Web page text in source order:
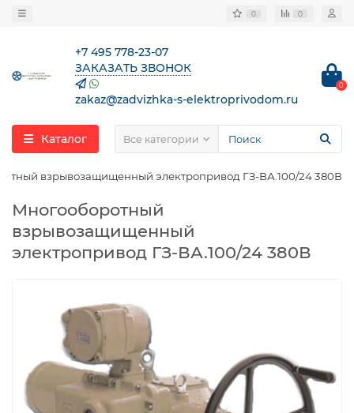
0 0
+7 495 778-23-07
ЗАКАЗАТЬ ЗВОНОК
zakaz@zadvizhka-s-elektroprivodom.ru
0
Каталог Все категории
взрывозащищенный электропривод ГЗ-ВА.100/24 380В
Многооборотный
взрывозащищенный
электропривод ГЗ-ВА.100/24 380В